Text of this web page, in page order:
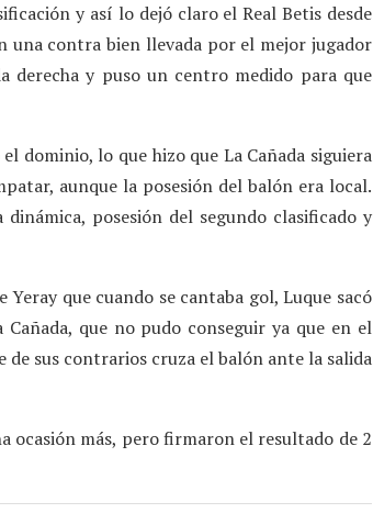
y así lo dejó claro el Real Betis desde
una contra bien llevada por el mejor jugador
derecha y puso un centro medido para que
lo que hizo que La Cañada siguiera
aunque la posesión del balón era local.
posesión del segundo clasificado y
que cuando se cantaba gol, Luque sacó
que no pudo conseguir ya que en el
sus contrarios cruza el balón ante la salida
ocasión más, pero firmaron el resultado de 2